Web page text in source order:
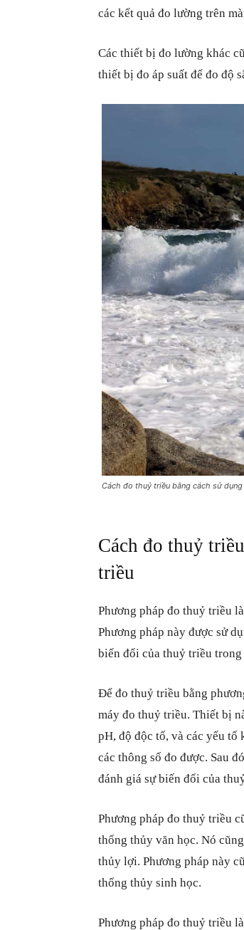
các kết quả đo lường trên
Các thiết bị đo lường khác
thiết bị đo áp suất để đo độ
Cách đo thuỷ triều bằng cách sử
Cách đo thuỷ
triều
Phương pháp đo thuỷ triều
Phương pháp này được sử
biến đổi của thuỷ triều
Để đo thuỷ triều bằng
máy đo thuỷ triều. Thiết bị
pH, độ độc tố, và các yếu
các thông số đo được. Sau
đánh giá sự biến đổi của
Phương pháp đo thuỷ triều
thống thủy văn học. Nó
thủy lợi. Phương pháp này
thống thủy sinh học.
Phương pháp đo thuỷ triều